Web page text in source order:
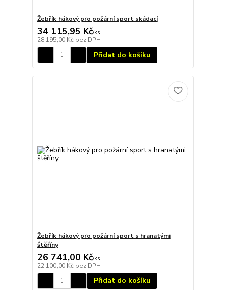
Žebřík hákový pro požární sport skádací
34 115,95 Kč/ks
28 195,00 Kč bez DPH
Přidat do košíku
Žebřík hákový pro požární sport s hranatými
štěříny
26 741,00 Kč/ks
22 100,00 Kč bez DPH
Přidat do košíku